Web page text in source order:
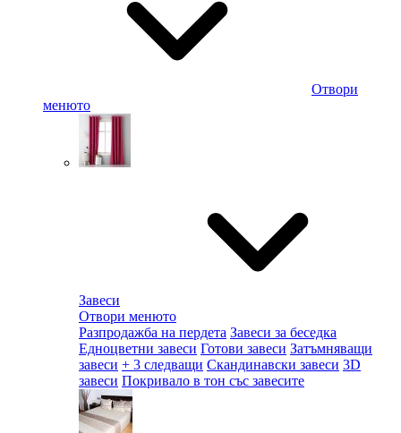
Отвори
менюто
Завеси
Отвори менюто
Разпродажба на пердета Завеси за беседка
Едноцветни завеси Готови завеси Затъмняващи
завеси + 3 следващи Скандинавски завеси 3D
завеси Покривало в тон със завесите